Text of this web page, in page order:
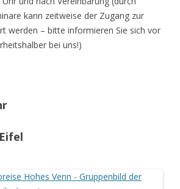
kann zeitweise der Zugang zur
werden – bitte informieren Sie sich vor
bei uns!)